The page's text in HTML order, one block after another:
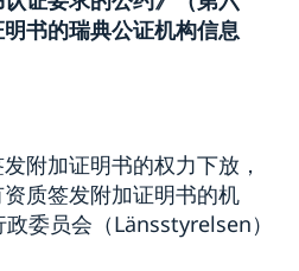
书的瑞典公证机构信息
附加证明书的权力下放，
质签发附加证明书的机
委员会（Länsstyrelsen）